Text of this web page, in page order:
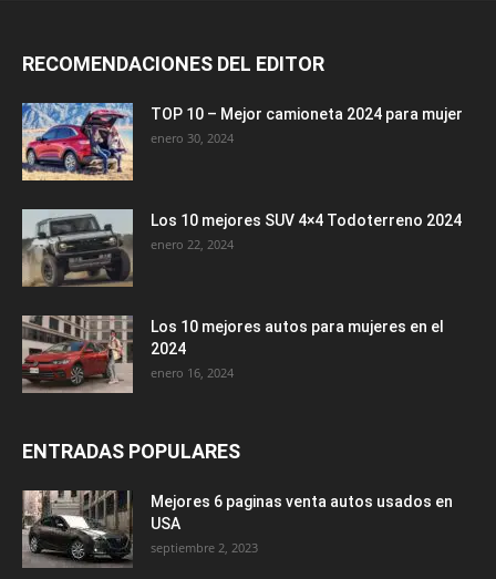
RECOMENDACIONES DEL EDITOR
TOP 10 – Mejor camioneta 2024 para mujer
enero 30, 2024
Los 10 mejores SUV 4×4 Todoterreno 2024
enero 22, 2024
Los 10 mejores autos para mujeres en el
2024
enero 16, 2024
ENTRADAS POPULARES
Mejores 6 paginas venta autos usados en
USA
septiembre 2, 2023